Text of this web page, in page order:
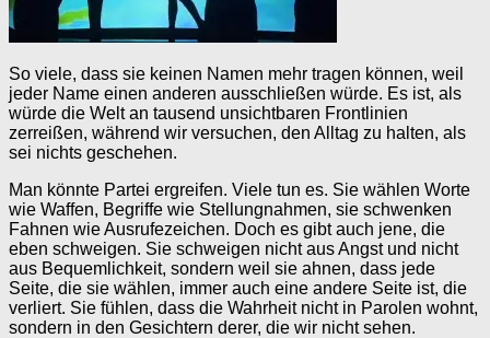
So viele, dass sie keinen Namen mehr tragen können, weil
jeder Name einen anderen ausschließen würde. Es ist, als
würde die Welt an tausend unsichtbaren Frontlinien
zerreißen, während wir versuchen, den Alltag zu halten, als
sei nichts geschehen.
Man könnte Partei ergreifen. Viele tun es. Sie wählen Worte
wie Waffen, Begriffe wie Stellungnahmen, sie schwenken
Fahnen wie Ausrufezeichen. Doch es gibt auch jene, die
eben schweigen. Sie schweigen nicht aus Angst und nicht
aus Bequemlichkeit, sondern weil sie ahnen, dass jede
Seite, die sie wählen, immer auch eine andere Seite ist, die
verliert. Sie fühlen, dass die Wahrheit nicht in Parolen wohnt,
sondern in den Gesichtern derer, die wir nicht sehen.